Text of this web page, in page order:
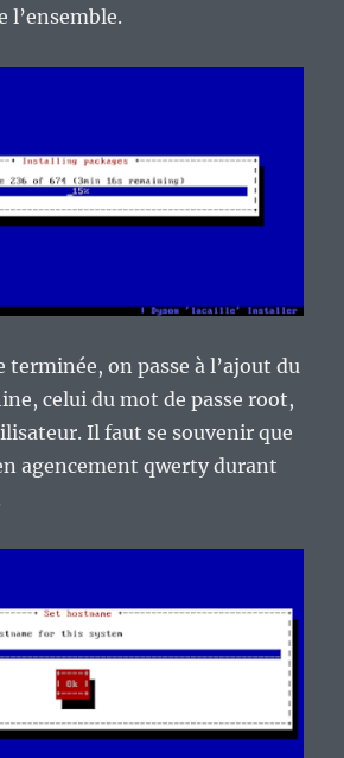
l’ensemble.
terminée, on passe à l’ajout du
celui du mot de passe root,
Il faut se souvenir que
agencement qwerty durant